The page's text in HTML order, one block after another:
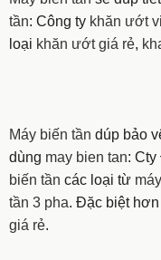
tần: Công ty khăn ướt
loại khăn ướt giá rẻ,
Máy biến tần dúp bảo
dùng may bien tan:
biến tần các loại từ
tần 3 pha. Đặc biệt
giá rẻ.